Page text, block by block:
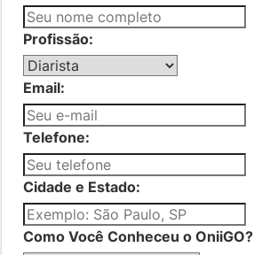
Profissão:
Email:
Telefone:
Cidade e Estado:
Como Você Conheceu o OniiGO?